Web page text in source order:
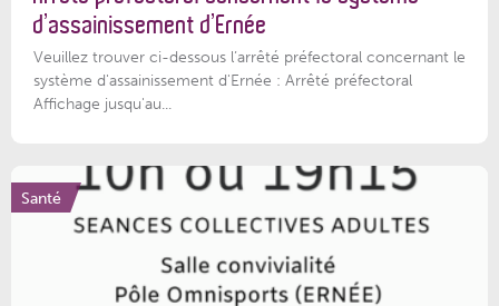
d’assainissement d’Ernée
Veuillez trouver ci-dessous l’arrêté préfectoral concernant le
système d'assainissement d'Ernée : Arrêté préfectoral
Affichage jusqu'au...
Santé